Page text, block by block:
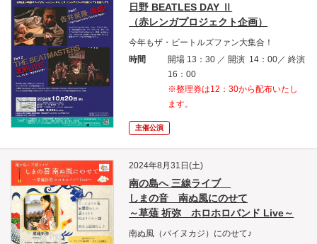
日野 BEATLES DAY Ⅱ
（赤レンガプロジェクト企画）
今年もザ・ビートルズファン大集合！
時間
開場 13：30 ／ 開演 14：00／ 終演
16：00
※整理券は12：30から配布いたし
ます。
主催公演
2024年8月31日(土)
南の島へ 三線ライブ
しまの音 南ぬ風にのせて
～草薙 祈弥 ホロホロバンド Live～
南ぬ風（パイヌカジ）にのせて♪